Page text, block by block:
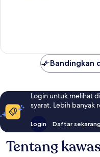
Bandingkan
Login untuk melihat
syarat. Lebih banyak
Login Daftar
Tentang